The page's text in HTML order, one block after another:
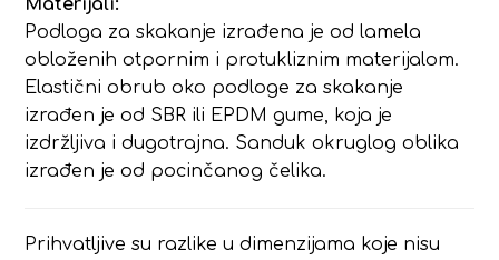
Materijali:
Podloga za skakanje izrađena je od lamela
obloženih otpornim i protukliznim materijalom.
Elastični obrub oko podloge za skakanje
izrađen je od SBR ili EPDM gume, koja je
izdržljiva i dugotrajna. Sanduk okruglog oblika
izrađen je od pocinčanog čelika.
Prihvatljive su razlike u dimenzijama koje nisu